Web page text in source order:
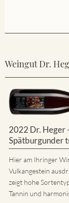
Weingut Dr.
2022 Dr. Heger
Spätburgunder
Hier am Ihringer
Vulkangestein
zeigt hohe
Tannin und